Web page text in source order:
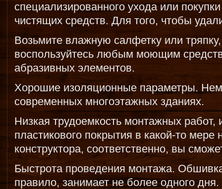
специализированного ухода или
чистящих средств. Для того, чтобы
Возьмите влажную салфетку или
воспользуйтесь любым моющим
абразивных элементов.
Хорошие изоляционные параметры.
современных многоэтажных зданиях.
Низкая трудоемкость монтажных работ,
пластикового покрытия в какой-то мере
конструктора, соответственно, вы
Быстрота проведения монтажа.
правило, занимает не более одного